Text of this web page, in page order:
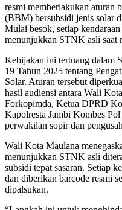
resmi memberlakukan aturan
(BBM) bersubsidi jenis solar
Mulai besok, setiap
menunjukkan STNK asli saat
Kebijakan ini tertuang dalam
19 Tahun 2025 tentang
Solar. Aturan tersebut
hasil audiensi antara Wali
Forkopimda, Ketua DPRD
Kapolresta Jambi Kombes
perwakilan sopir dan
Wali Kota Maulana
menunjukkan STNK asli
subsidi tepat sasaran. Setiap
dan diberikan barcode resmi
dipalsukan.